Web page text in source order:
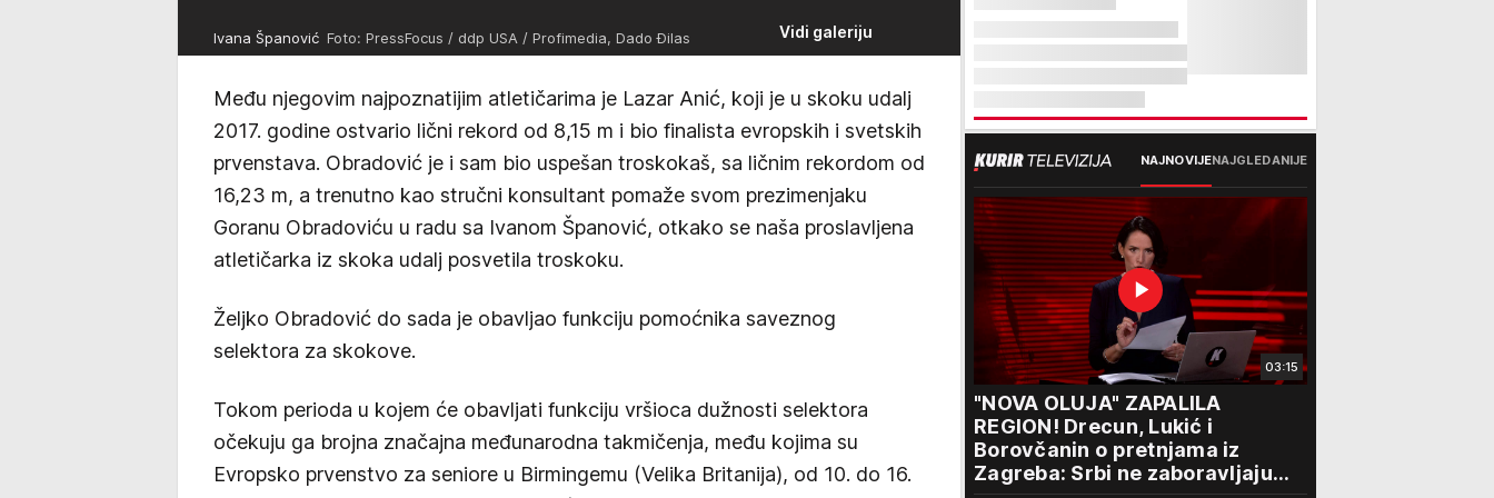
Vidi galeriju
Ivana Španović Foto: PressFocus / ddp USA / Profimedia, Dado Đilas
Među njegovim najpoznatijim atletičarima je Lazar Anić, koji je u skoku udalj
2017. godine ostvario lični rekord od 8,15 m i bio finalista evropskih i svetskih
prvenstava. Obradović je i sam bio uspešan troskokaš, sa ličnim rekordom od
16,23 m, a trenutno kao stručni konsultant pomaže svom prezimenjaku
Goranu Obradoviću u radu sa Ivanom Španović, otkako se naša proslavljena
atletičarka iz skoka udalj posvetila troskoku.
Željko Obradović do sada je obavljao funkciju pomoćnika saveznog
selektora za skokove.
Tokom perioda u kojem će obavljati funkciju vršioca dužnosti selektora
očekuju ga brojna značajna međunarodna takmičenja, među kojima su
Evropsko prvenstvo za seniore u Birmingemu (Velika Britanija), od 10. do 16.
NAJNOVIJENAJGLEDANIJE
03:15
"NOVA OLUJA" ZAPALILA
REGION! Drecun, Lukić i
Borovčanin o pretnjama iz
Zagreba: Srbi ne zaboravljaju